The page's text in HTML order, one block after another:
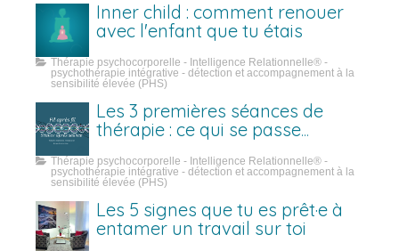
Inner child : comment renouer
avec l'enfant que tu étais
Thérapie psychocorporelle - Intelligence Relationnelle® -
psychothérapie intégrative - détection et accompagnement à la
sensibilité élevée (PHS)
Les 3 premières séances de
thérapie : ce qui se passe
Thérapie psychocorporelle - Intelligence Relationnelle® -
psychothérapie intégrative - détection et accompagnement à la
sensibilité élevée (PHS)
Les 5 signes que tu es prêt·e à
entamer un travail sur toi